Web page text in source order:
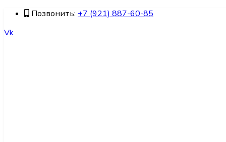
Позвонить: +7 (921) 887-60-85
Vk